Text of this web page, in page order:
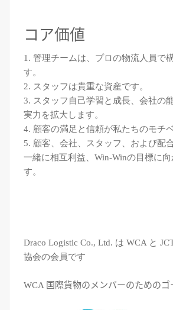
コア価値
1. 管理チームは、プロの物流人員で
す。
2. スタッフは貴重な資産です。
3. スタッフ自己学習と成長、会社の
実力を拡大します。
4. 顧客の満足と信頼が私たちのモチ
5. 顧客、会社、スタッフ、および配
一緒に相互利益、Win-Winの目標に向
す。
Draco Logistic Co., Ltd. は WCA と
協会の会員です
WCA 国際貨物のメンバーのためのゴ